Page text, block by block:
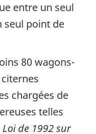
entre un seul
seul point de
80 wagons-
chargées de
telles
Loi de 1992 sur